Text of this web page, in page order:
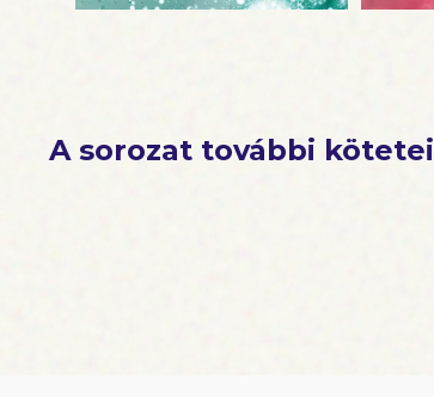
A sorozat további kötetei